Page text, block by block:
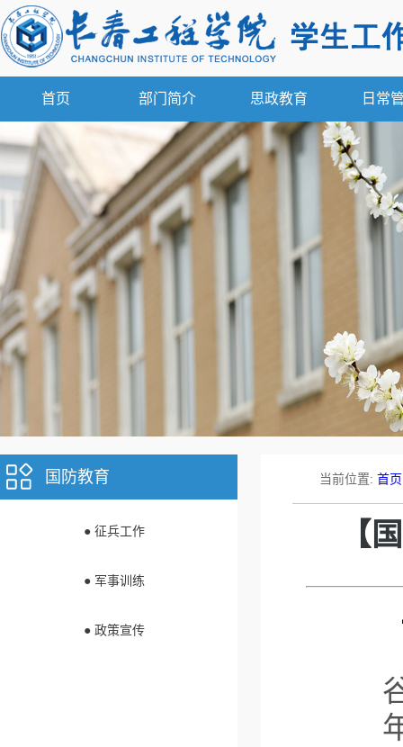
首页 部门简介 思政教育 日常
国防教育
● 征兵工作
● 军事训练
● 政策宣传
当前位置: 首页
【